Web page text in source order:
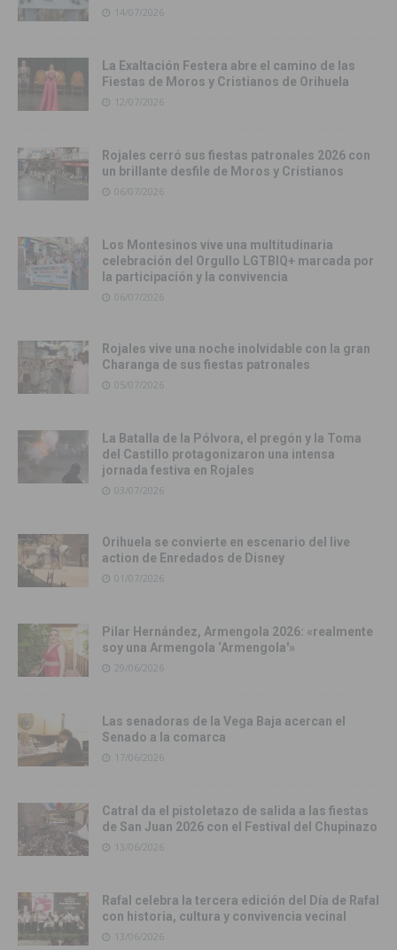
14/07/2026
La Exaltación Festera abre el camino de las
Fiestas de Moros y Cristianos de Orihuela
12/07/2026
Rojales cerró sus fiestas patronales 2026 con
un brillante desfile de Moros y Cristianos
06/07/2026
Los Montesinos vive una multitudinaria
celebración del Orgullo LGTBIQ+ marcada por
la participación y la convivencia
06/07/2026
Rojales vive una noche inolvidable con la gran
Charanga de sus fiestas patronales
05/07/2026
La Batalla de la Pólvora, el pregón y la Toma
del Castillo protagonizaron una intensa
jornada festiva en Rojales
03/07/2026
Orihuela se convierte en escenario del live
action de Enredados de Disney
01/07/2026
Pilar Hernández, Armengola 2026: «realmente
soy una Armengola ‘Armengola'»
29/06/2026
Las senadoras de la Vega Baja acercan el
Senado a la comarca
17/06/2026
Catral da el pistoletazo de salida a las fiestas
de San Juan 2026 con el Festival del Chupinazo
13/06/2026
Rafal celebra la tercera edición del Día de Rafal
con historia, cultura y convivencia vecinal
13/06/2026